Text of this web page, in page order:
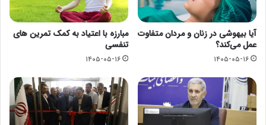
آیا بیهوشی در زنان و مردان متفاوت
عمل می‌کند؟
۱۴۰۵-۰۵-۱۶
مبارزه با اعتیاد به کمک تمرین های
تنفسی
۱۴۰۵-۰۵-۱۶